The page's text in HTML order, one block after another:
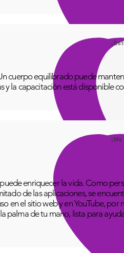
cuerpo equilibrado puede
y la capacitación está disponible
enriquecer la vida. Como
de las aplicaciones, se
en el sitio web y en YouTube, por
palma de tu mano, lista para